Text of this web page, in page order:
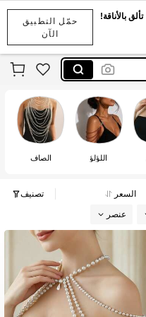
حمّل التطبيق
الآن
اللؤلؤ الصاف
السعر تصنيف
عنصر